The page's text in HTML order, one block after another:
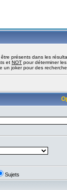
présents dans les
et NOT pour déterminer
un joker pour des
Sujets